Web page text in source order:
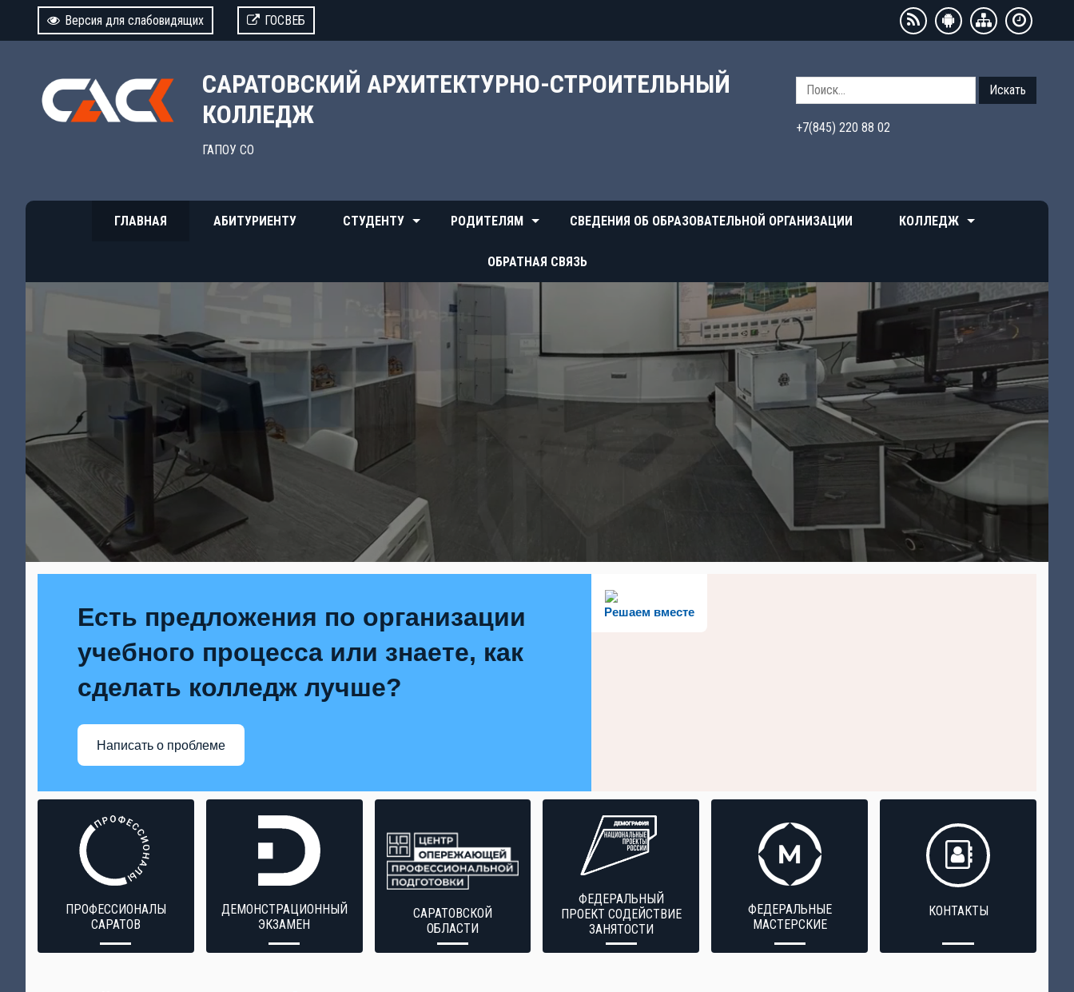
Версия для слабовидящих ГОСВЕБ
САРАТОВСКИЙ АРХИТЕКТУРНО-СТРОИТЕЛЬНЫЙ
КОЛЛЕДЖ
ГАПОУ СО
Искать
+7(845) 220 88 02
ГЛАВНАЯ АБИТУРИЕНТУ СТУДЕНТУ РОДИТЕЛЯМ СВЕДЕНИЯ ОБ ОБРАЗОВАТЕЛЬНОЙ ОРГАНИЗАЦИИ КОЛЛЕДЖ
ОБРАТНАЯ СВЯЗЬ
Решаем вместе
Есть предложения по организации
учебного процесса или знаете, как
сделать колледж лучше?
Написать о проблеме
ПРОФЕССИОНАЛЫ
САРАТОВ
ДЕМОНСТРАЦИОННЫЙ
ЭКЗАМЕН
САРАТОВСКОЙ
ОБЛАСТИ
ФЕДЕРАЛЬНЫЙ
ПРОЕКТ СОДЕЙСТВИЕ
ЗАНЯТОСТИ
ФЕДЕРАЛЬНЫЕ
МАСТЕРСКИЕ
КОНТАКТЫ